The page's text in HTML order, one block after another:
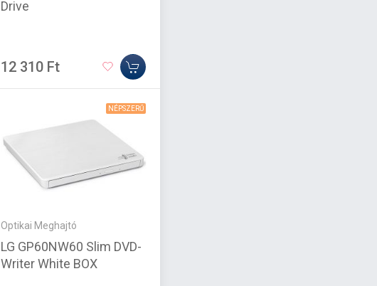
Drive
12 310 Ft
NÉPSZERŰ
Optikai Meghajtó
LG GP60NW60 Slim DVD-
Writer White BOX